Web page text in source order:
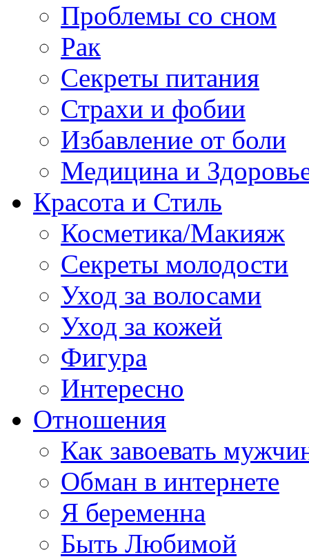
Проблемы со сном
Рак
Секреты питания
Страхи и фобии
Избавление от боли
Медицина и
Красота и Стиль
Косметика/Макияж
Секреты молодости
Уход за волосами
Уход за кожей
Фигура
Интересно
Отношения
Как завоевать
Обман в интернете
Я беременна
Быть Любимой